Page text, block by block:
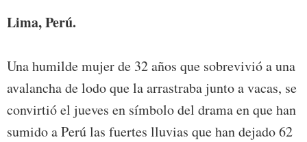
Lima, Perú.
Una humilde mujer de 32 años que sobrevivió a una
avalancha de lodo que la arrastraba junto a vacas, se
convirtió el jueves en símbolo del drama en que han
sumido a Perú las fuertes lluvias que han dejado 62